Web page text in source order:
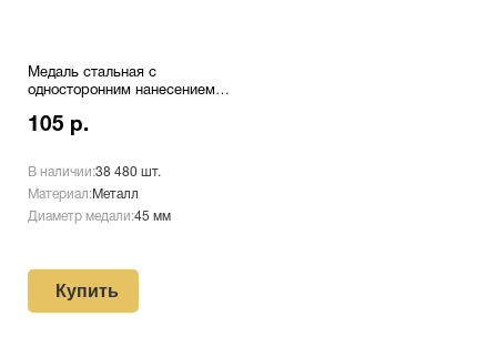
Медаль стальная с
односторонним нанесением
105 р.
В наличии:38 480 шт.
Материал:Металл
Диаметр медали:45 мм
Купить